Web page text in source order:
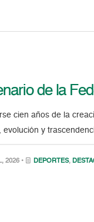
de la
cien años de la
evolución y
2026 • DEPORTES,